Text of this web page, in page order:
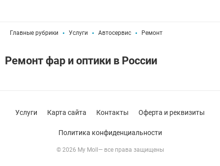
Главные рубрики Услуги Автосервис Ремонт
Ремонт фар и оптики в России
© 2026 My Moll— все права защищены
Услуги Карта сайта Контакты Оферта и реквизиты
Политика конфиденциальности